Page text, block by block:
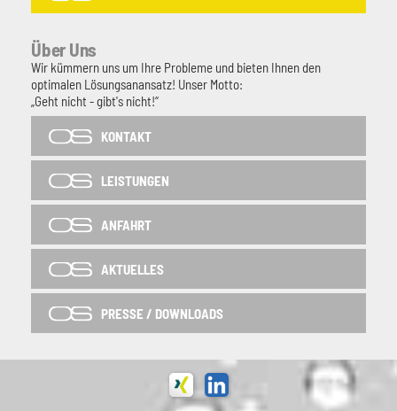
Über Uns
Wir kümmern uns um Ihre Probleme und bieten Ihnen den
optimalen Lösungsanansatz! Unser Motto:
„Geht nicht - gibt's nicht!“
KONTAKT
LEISTUNGEN
ANFAHRT
AKTUELLES
PRESSE / DOWNLOADS